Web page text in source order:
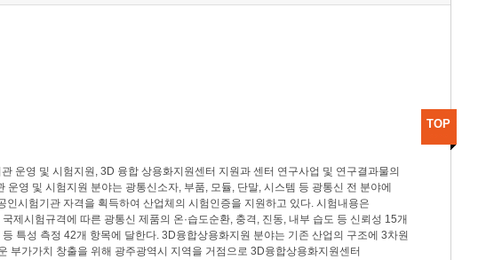
기획본부
운영 및 시험지원, 3D 융합 상용화지원센터 지원과 센터 연구사업 및 연구결과물의
영 및 시험지원 분야는 광통신소자, 부품, 모듈, 단말, 시스템 등 광통신 전 분야에
시험기관 자격을 획득하여 산업체의 시험인증을 지원하고 있다. 시험내용은
제시험규격에 따른 광통신 제품의 온·습도순환, 충격, 진동, 내부 습도 등 신뢰성 15개
특성 측정 42개 항목에 달한다. 3D융합상용화지원 분야는 기존 산업의 구조에 3차원
부가가치 창출을 위해 광주광역시 지역을 거점으로 3D융합상용화지원센터
TOP